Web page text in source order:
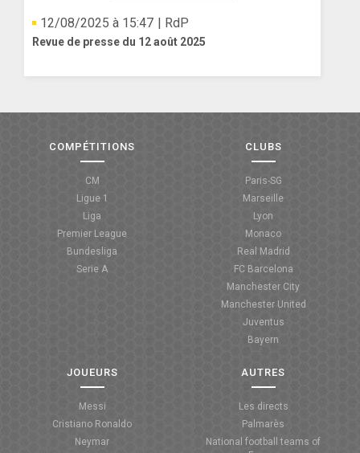
12/08/2025 à 15:47 | RdP
Revue de presse du 12 août 2025
COMPÉTITIONS
CM
Ligue 1
Liga
Premier League
Bundesliga
Serie A
CLUBS
Paris-SG
Marseille
Lyon
Monaco
Real Madrid
FC Barcelona
Manchester City
Manchester United
Juventus
Bayern
JOUEURS
Messi
Cristiano Ronaldo
Neymar
AUTRES
Les directs
Palmarès
National football teams of